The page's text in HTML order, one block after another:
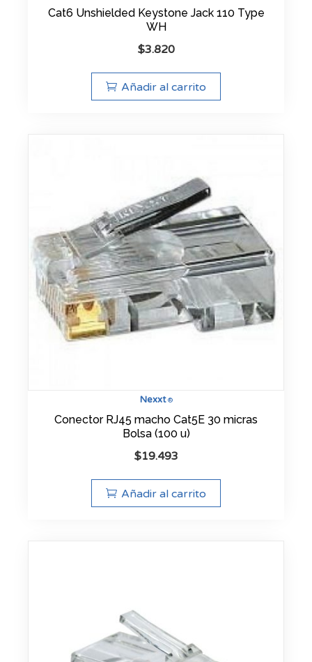
Cat6 Unshielded Keystone Jack 110 Type
WH
$3.820
Añadir al carrito
Nexxt®
Conector RJ45 macho Cat5E 30 micras
Bolsa (100 u)
$19.493
Añadir al carrito